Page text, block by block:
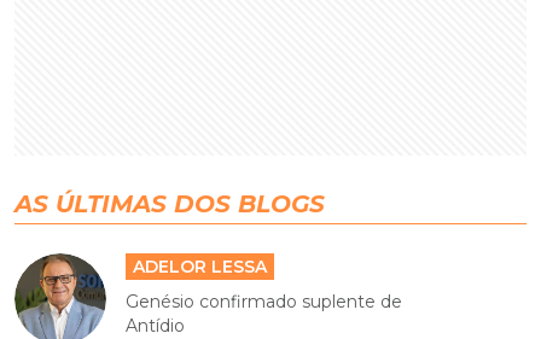
AS ÚLTIMAS DOS BLOGS
ADELOR LESSA
Genésio confirmado suplente de
Antídio